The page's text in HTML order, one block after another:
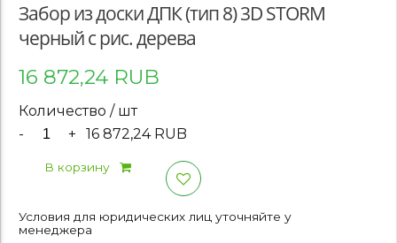
Забор из доски ДПК (тип 8) 3D STORM
черный с рис. дерева
16 872,24 RUB
Количество / шт
-
+ 16 872,24 RUB
В корзину
Условия для юридических лиц уточняйте у
менеджера